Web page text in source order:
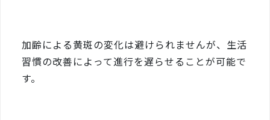
加齢による黄斑の変化は避けられませんが、生活
習慣の改善によって進行を遅らせることが可能で
す。